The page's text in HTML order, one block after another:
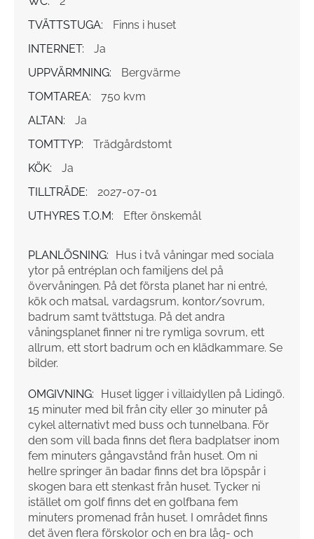
TVÄTTSTUGA:
Finns i huset
INTERNET:
Ja
UPPVÄRMNING:
Bergvärme
TOMTAREA:
750 kvm
ALTAN:
Ja
TOMTTYP:
Trädgårdstomt
KÖK:
Ja
TILLTRÄDE:
2027-07-01
UTHYRES T.O.M:
Efter önskemål
PLANLÖSNING:
Hus i två våningar med sociala
ytor på entréplan och familjens del på
övervåningen. På det första planet har ni entré,
kök och matsal, vardagsrum, kontor/sovrum,
badrum samt tvättstuga. På det andra
våningsplanet finner ni tre rymliga sovrum, ett
allrum, ett stort badrum och en klädkammare. Se
bilder.
OMGIVNING:
Huset ligger i villaidyllen på Lidingö.
15 minuter med bil från city eller 30 minuter på
cykel alternativt med buss och tunnelbana. För
den som vill bada finns det flera badplatser inom
fem minuters gångavstånd från huset. Om ni
hellre springer än badar finns det bra löpspår i
skogen bara ett stenkast från huset. Tycker ni
istället om golf finns det en golfbana fem
minuters promenad från huset. I området finns
det även flera förskolor och en bra låg- och